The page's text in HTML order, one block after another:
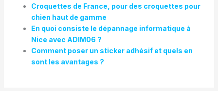
Croquettes de France, pour des croquettes pour
chien haut de gamme
En quoi consiste le dépannage informatique à
Nice avec ADIM06 ?
Comment poser un sticker adhésif et quels en
sont les avantages ?